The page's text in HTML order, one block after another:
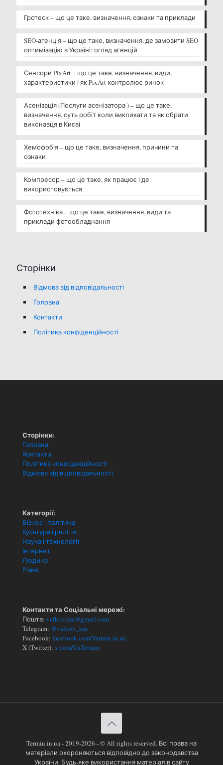
Гротеск – що це таке, визначення, ознаки та приклади
SEO-агенція – що це таке, визначення, де замовити SEO
оптимізацію в Україні: огляд агенцій
Сенсори PixArt – що це таке, визначення, види,
характеристики і як PixArt контролює ринок
Асенізація (Послуги асенізатора ) – що це таке,
визначення, суть робіт коли викликати та як обрати
виконавця в Києві
Хемофобія – що це таке, визначення, причини та
ознаки
Компресор – що це таке, як працює і де
використовується
Фототехніка – що це таке, визначення, види та
приклади фотообладнання
Сторінки
Відмова від відповідальності
Головна
Контакти
Політика конфіденційності
Сторінки:
Головна
Контакти
Політика конфіденційності
Відмова від відповідальності
Категорії:
Бізнес і політика
Культура і релігія
Наука і технології
Інтернет
Людина
Різне
Контакти та Соціальні мережі:
Пошта: valkov.km@gmail.com
Telegram: @valkov_km
Facebook: facebook.com/Termin.in.ua
X (Twitter): x.com/UaTermin
Termin.in.ua - 2019-2026 - © All rights reserved. Всі права на
матеріали охороняються відповідно до законодавства
України. Будь-яке використання матеріалів сайту